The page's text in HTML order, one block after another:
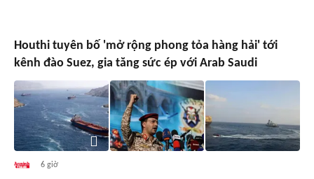
Houthi tuyên bố 'mở rộng phong tỏa hàng hải' tới
kênh đào Suez, gia tăng sức ép với Arab Saudi
6 giờ